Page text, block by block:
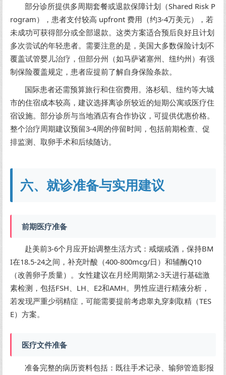
部分诊所提供多周期套餐或退款保障计划（Shared Risk P
rogram），患者支付较高 upfront 费用（约3-4万美元），若
未成功可获得部分或全部退款。这类方案适合预后良好且计划
多次尝试的年轻患者。需要注意的是，美国大多数保险计划不
覆盖试管婴儿治疗，但部分州（如马萨诸塞州、纽约州）有强
制保险覆盖规定，患者应提前了解自身保险条款。
国际患者还需预算旅行和住宿费用。洛杉矶、纽约等大城
市的住宿成本较高，建议选择离诊所较近的短期公寓或医疗住
宿设施。部分诊所与当地酒店有合作协议，可提供优惠价格。
整个治疗周期建议预留3-4周的停留时间，包括前期检查、促
排监测、取卵手术和后续随访。
六、就诊准备与实用建议
前期医疗准备
赴美前3-6个月应开始调整生活方式：戒烟戒酒，保持BM
I在18.5-24之间，补充叶酸（400-800mcg/日）和辅酶Q10
（改善卵子质量）。女性建议在月经周期第2-3天进行基础激
素检测，包括FSH、LH、E2和AMH。男性应进行精液分析，
若发现严重少弱精症，可能需要提前考虑睾丸穿刺取精（TES
E）方案。
医疗文件准备
准备完整的病历资料包括：既往手术记录、输卵管造影报